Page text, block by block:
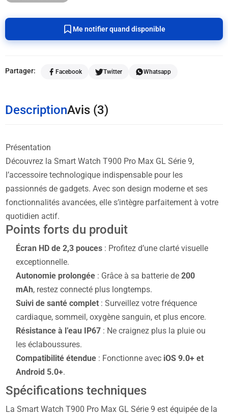
Me notifier quand disponible
Partager: Facebook Twitter Whatsapp
DescriptionAvis (3)
Présentation
Découvrez la Smart Watch T900 Pro Max GL Série 9,
l’accessoire technologique indispensable pour les
passionnés de gadgets. Avec son design moderne et ses
fonctionnalités avancées, elle s’intègre parfaitement à votre
quotidien actif.
Points forts du produit
Écran HD de 2,3 pouces : Profitez d’une clarté visuelle
exceptionnelle.
Autonomie prolongée : Grâce à sa batterie de 200
mAh, restez connecté plus longtemps.
Suivi de santé complet : Surveillez votre fréquence
cardiaque, sommeil, oxygène sanguin, et plus encore.
Résistance à l’eau IP67 : Ne craignez plus la pluie ou
les éclaboussures.
Compatibilité étendue : Fonctionne avec iOS 9.0+ et
Android 5.0+.
Spécifications techniques
La Smart Watch T900 Pro Max GL Série 9 est équipée de la